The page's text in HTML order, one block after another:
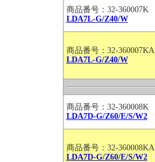
商品番号：32-360007K
LDA7L-G/Z40/W
商品番号：32-360007KA
LDA7L-G/Z40/W
商品番号：32-360008K
LDA7D-G/Z60/E/S/W2
商品番号：32-360008KA
LDA7D-G/Z60/E/S/W2